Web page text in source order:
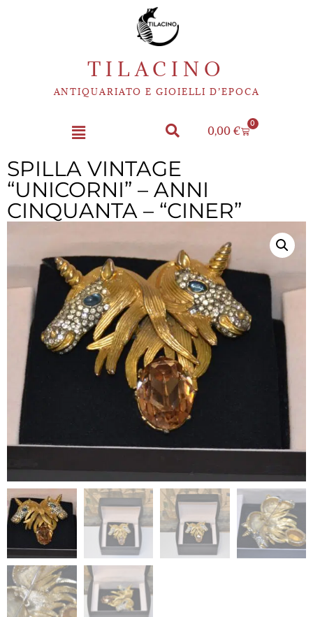
TILACINO
ANTIQUARIATO E GIOIELLI D’EPOCA
0,00 €
0
SPILLA VINTAGE
“UNICORNI” – ANNI
CINQUANTA – “CINER”